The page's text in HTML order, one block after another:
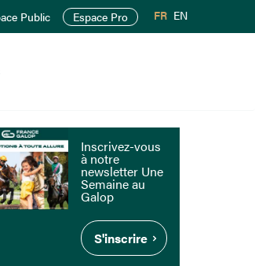
Public Espace Pro FR EN
Inscrivez-vous
à notre
newsletter Une
Semaine au
Galop
S'inscrire